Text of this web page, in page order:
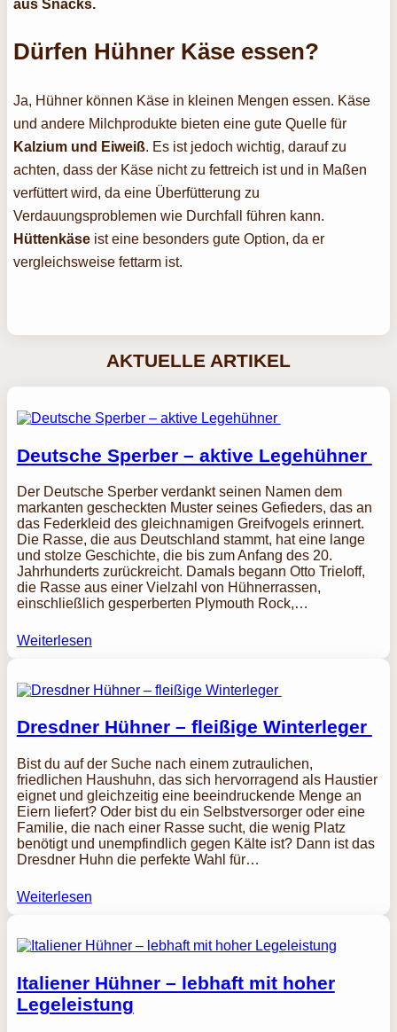
aus Snacks.
Dürfen Hühner Käse essen?
Ja, Hühner können Käse in kleinen Mengen essen. Käse
und andere Milchprodukte bieten eine gute Quelle für
Kalzium und Eiweiß. Es ist jedoch wichtig, darauf zu
achten, dass der Käse nicht zu fettreich ist und in Maßen
verfüttert wird, da eine Überfütterung zu
Verdauungsproblemen wie Durchfall führen kann.
Hüttenkäse ist eine besonders gute Option, da er
vergleichsweise fettarm ist.
AKTUELLE ARTIKEL
Deutsche Sperber – aktive Legehühner
Der Deutsche Sperber verdankt seinen Namen dem
markanten gescheckten Muster seines Gefieders, das an
das Federkleid des gleichnamigen Greifvogels erinnert.
Die Rasse, die aus Deutschland stammt, hat eine lange
und stolze Geschichte, die bis zum Anfang des 20.
Jahrhunderts zurückreicht. Damals begann Otto Trieloff,
die Rasse aus einer Vielzahl von Hühnerrassen,
einschließlich gesperberten Plymouth Rock,…
Weiterlesen
Dresdner Hühner – fleißige Winterleger
Bist du auf der Suche nach einem zutraulichen,
friedlichen Haushuhn, das sich hervorragend als Haustier
eignet und gleichzeitig eine beeindruckende Menge an
Eiern liefert? Oder bist du ein Selbstversorger oder eine
Familie, die nach einer Rasse sucht, die wenig Platz
benötigt und unempfindlich gegen Kälte ist? Dann ist das
Dresdner Huhn die perfekte Wahl für…
Weiterlesen
Italiener Hühner – lebhaft mit hoher
Legeleistung